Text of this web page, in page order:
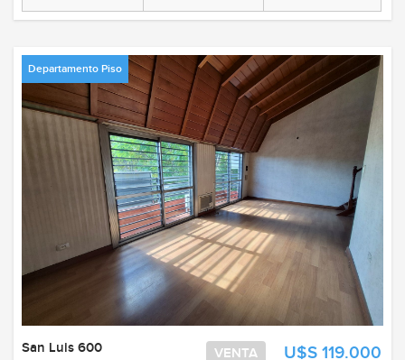
Departamento Piso
U$S 119.000
VENTA
San Luis 600